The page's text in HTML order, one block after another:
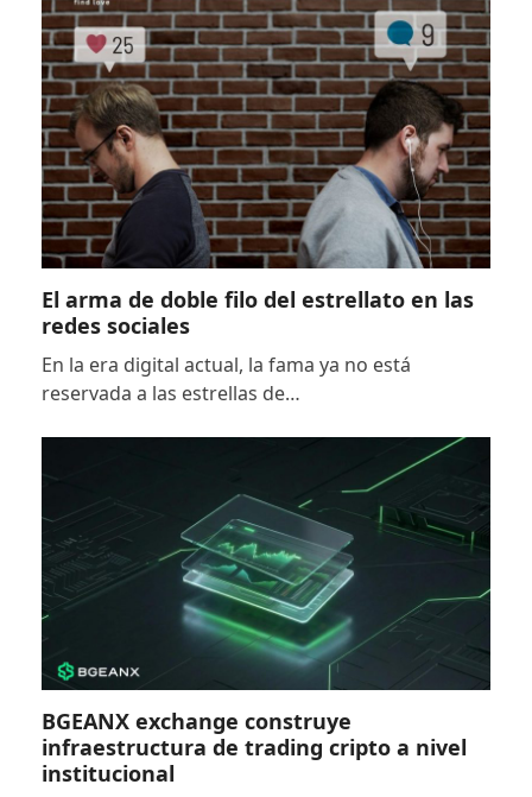
El arma de doble filo del estrellato en las
redes sociales
En la era digital actual, la fama ya no está
reservada a las estrellas de…
BGEANX exchange construye
infraestructura de trading cripto a nivel
institucional